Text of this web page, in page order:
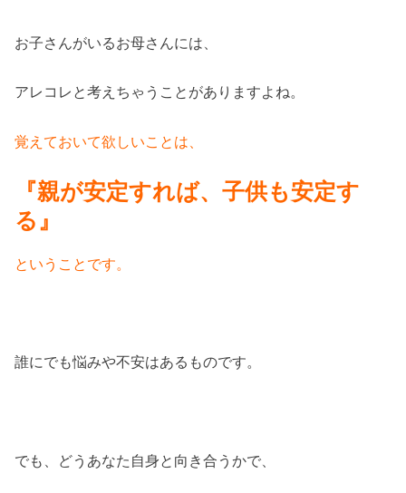
お子さんがいるお母さんには、
アレコレと考えちゃうことがありますよね。
覚えておいて欲しいことは、
『親が安定すれば、子供も安定す
る』
ということです。
誰にでも悩みや不安はあるものです。
でも、どうあなた自身と向き合うかで、